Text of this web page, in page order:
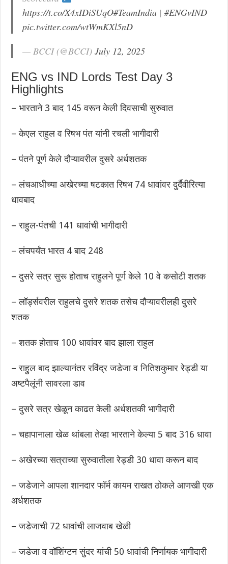
https://t.co/X4xIDiSUqO#TeamIndia |#ENGvIND
pic.twitter.com/wtWmKXl5nD
— BCCI (@BCCI)July 12, 2025
ENG vs IND Lords Test Day 3
Highlights
– भारताने 3 बाद 145 वरून केली दिवसाची सुरुवात
– केएल राहुल व रिषभ पंत यांनी रचली भागीदारी
– पंतने पूर्ण केले दौऱ्यावरील दुसरे अर्धशतक
– लंचआधीच्या अखेरच्या षटकात रिषभ 74 धावांवर दुर्दैवीरित्या
धावबाद
– राहुल-पंतची 141 धावांची भागीदारी
– लंचपर्यंत भारत 4 बाद 248
– दुसरे सत्र सुरू होताच राहुलने पूर्ण केले 10 वे कसोटी शतक
– लॉर्ड्सवरील राहुलचे दुसरे शतक तसेच दौऱ्यावरीलही दुसरे
शतक
– शतक होताच 100 धावांवर बाद झाला राहुल
– राहुल बाद झाल्यानंतर रविंद्र जडेजा व नितिशकुमार रेड्डी या
अष्टपैलूंनी सावरला डाव
– दुसरे सत्र खेळून काढत केली अर्धशतकी भागीदारी
– चहापानाला खेळ थांबला तेव्हा भारताने केल्या 5 बाद 316 धावा
– अखेरच्या सत्राच्या सुरुवातीला रेड्डी 30 धावा करून बाद
– जडेजाने आपला शानदार फॉर्म कायम राखत ठोकले आणखी एक
अर्धशतक
– जडेजाची 72 धावांची लाजवाब खेळी
– जडेजा व वॉशिंग्टन सुंदर यांची 50 धावांची निर्णायक भागीदारी